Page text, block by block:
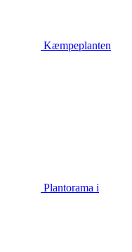
Kæmpeplanten
Plantorama i